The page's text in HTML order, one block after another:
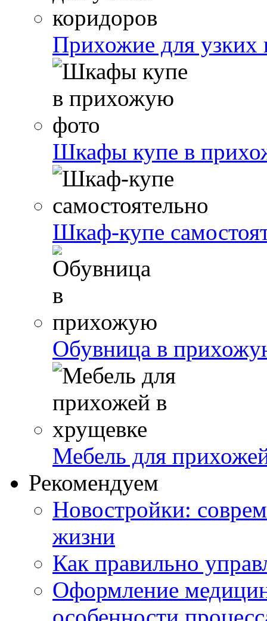
Прихожие для узких
Шкафы купе в
Шкаф-купе
Обувница в
Мебель для
Рекомендуем
Новостройки:
жизни
Как правильно
Оформление